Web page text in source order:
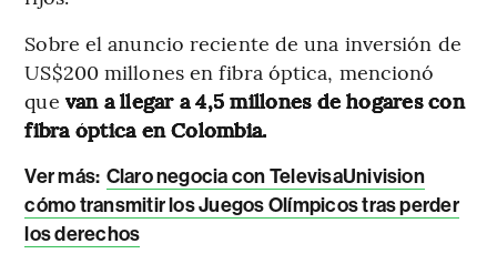
Sobre el anuncio reciente de una inversión de
US$200 millones en fibra óptica, mencionó
que van a llegar a 4,5 millones de hogares con
fibra óptica en Colombia.
Ver más: Claro negocia con TelevisaUnivision
cómo transmitir los Juegos Olímpicos tras perder
los derechos